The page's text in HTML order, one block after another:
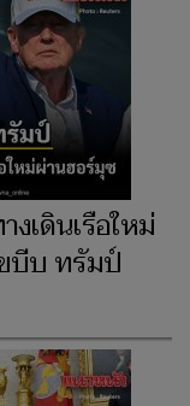
เดินเรือใหม่
บีบ ทรัมป์